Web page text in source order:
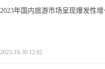
2023年国内旅游市场呈现爆发性
2023-10-30 12:02